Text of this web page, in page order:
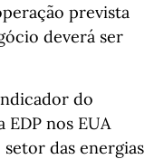
prevista
deverá ser
do
nos EUA
setor das energias